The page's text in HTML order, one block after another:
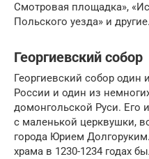
Смотровая площадка»,
Польского уезда» и другие.
Георгиевский собор
Георгиевский собор один
России и один из
домонгольской Руси. Его
с маленькой церквушки,
города Юрием
храма в 1230-1234 годах